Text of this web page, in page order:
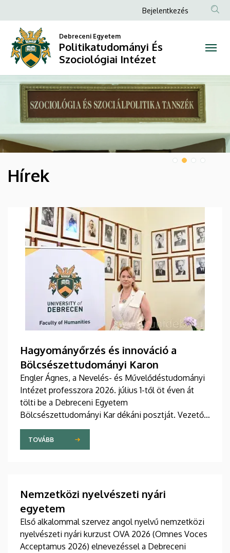
És
Szociológiai
Intézet
Anonim
fiók
menüje
Bejelentkezés
Debreceni Egyetem
Politikatudományi És
Szociológiai Intézet
DIAVETÍTÉS
HÍREK
Hírek
Hagyományőrzés és innováció a
Bölcsészettudományi Karon
Engler Ágnes, a Nevelés- és Művelődéstudományi
Intézet professzora 2026. július 1-től öt éven át
tölti be a Debreceni Egyetem
Bölcsészettudományi Kar dékáni posztját. Vezetői
stratégiájában fontos szerepet szán a kar
hagyományainak, a bölcsészképzés klasszikus
normáinak megőrzésének, egyben reagálva a
terén.
TOVÁBB
Nemzetközi nyelvészeti nyári
egyetem
Első alkalommal szervez angol nyelvű nemzetközi
nyelvészeti nyári kurzust OVA 2026 (Omnes Voces
Acceptamus 2026) elnevezéssel a Debreceni